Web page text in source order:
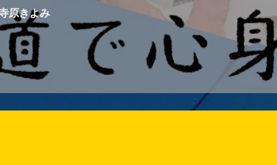
原きよみ